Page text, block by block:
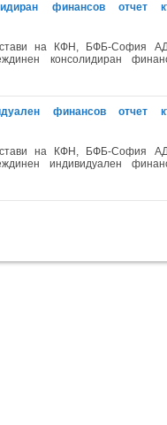
финансов отчет
на КФН, БФБ-София
консолидиран
финансов отчет
на КФН, БФБ-София
индивидуален